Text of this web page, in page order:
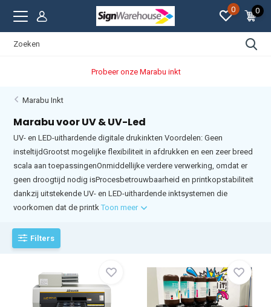
0 0
Probeer onze Marabu inkt
Marabu Inkt
Marabu voor UV & UV-Led
UV- en LED-uithardende digitale drukinkten Voordelen: Geen
insteltijdGrootst mogelijke flexibiliteit in afdrukken en een zeer breed
scala aan toepassingenOnmiddellijke verdere verwerking, omdat er
geen droogtijd nodig isProcesbetrouwbaarheid en printkopstabiliteit
dankzij uitstekende UV- en LED-uithardende inktsystemen die
voorkomen dat de printkToon meer
Filters